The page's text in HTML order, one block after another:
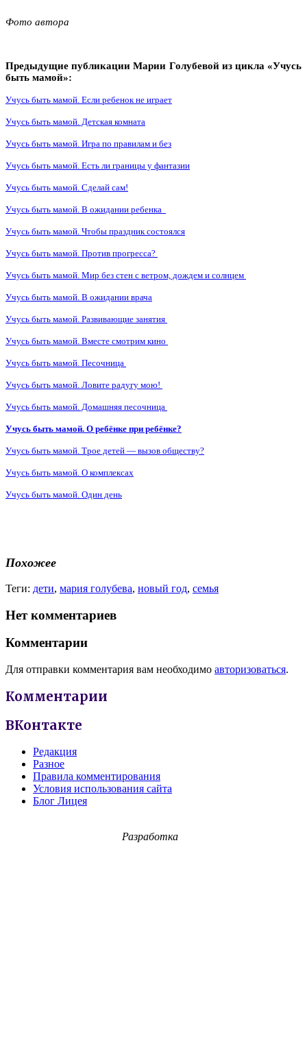
Фото автора
Предыдущие публикации Марии Голубевой из цикла «Учусь
быть мамой»:
Учусь быть мамой. Если ребенок не играет
Учусь быть мамой. Детская комната
Учусь быть мамой. Игра по правилам и без
Учусь быть мамой. Есть ли границы у фантазии
Учусь быть мамой. Сделай сам!
Учусь быть мамой. В ожидании ребенка
Учусь быть мамой. Чтобы праздник состоялся
Учусь быть мамой. Против прогресса?
Учусь быть мамой. Мир без стен с ветром, дождем и солнцем
Учусь быть мамой. В ожидании врача
Учусь быть мамой. Развивающие занятия
Учусь быть мамой. Вместе смотрим кино
Учусь быть мамой. Песочница
Учусь быть мамой. Ловите радугу мою!
Учусь быть мамой. Домашняя песочница
Учусь быть мамой. О ребёнке при ребёнке?
Учусь быть мамой. Трое детей — вызов обществу?
Учусь быть мамой. О комплексах
Учусь быть мамой. Один день
Похожее
Теги: дети, мария голубева, новый год, семья
Нет комментариев
Комментарии
Для отправки комментария вам необходимо авторизоваться.
Комментарии
ВКонтакте
Редакция
Разное
Правила комментирования
Условия использования сайта
Блог Лицея
Разработка